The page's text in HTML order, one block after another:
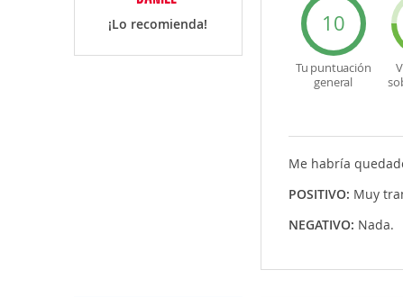
¡Lo recomienda! 10
Tu puntuación
general
Me habría
POSITIVO: Muy
NEGATIVO: Nada.